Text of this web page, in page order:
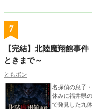
7
【完結】北陸魔翔館事
ときまで～
ともボン
名探偵の息子
休みに福井県の
で発見した九